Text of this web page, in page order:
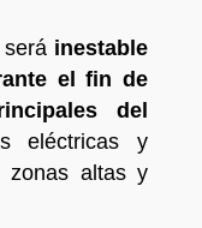
inestable
el fin de
del
eléctricas y
zonas altas y